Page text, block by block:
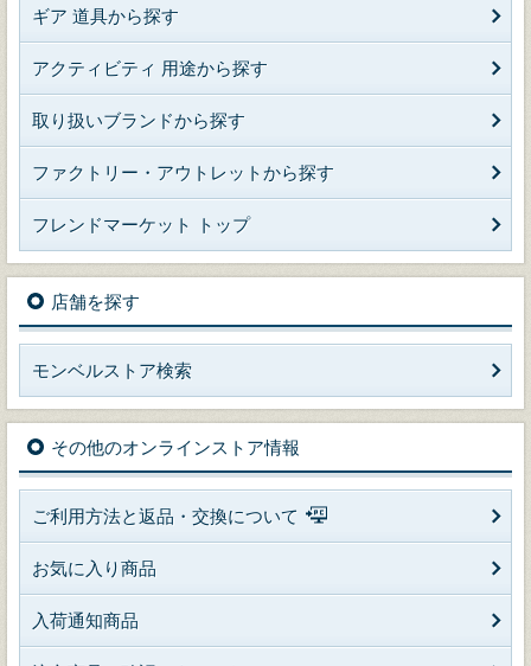
ギア 道具から探す
アクティビティ 用途から探す
取り扱いブランドから探す
ファクトリー・アウトレットから探す
フレンドマーケット トップ
店舗を探す
モンベルストア検索
その他のオンラインストア情報
ご利用方法と返品・交換について
お気に入り商品
入荷通知商品